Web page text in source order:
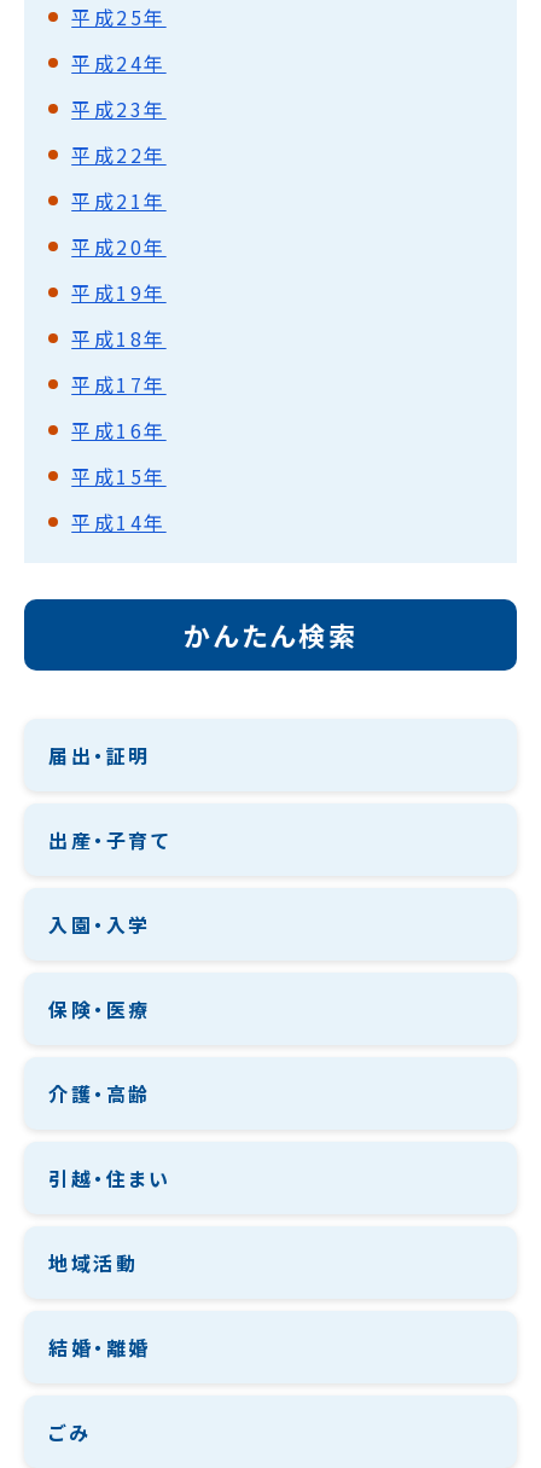
平成25年
平成24年
平成23年
平成22年
平成21年
平成20年
平成19年
平成18年
平成17年
平成16年
平成15年
平成14年
かんたん検索
届出・証明
出産・子育て
入園・入学
保険・医療
介護・高齢
引越・住まい
地域活動
結婚・離婚
ごみ